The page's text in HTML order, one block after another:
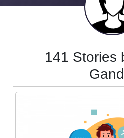
141 Stories